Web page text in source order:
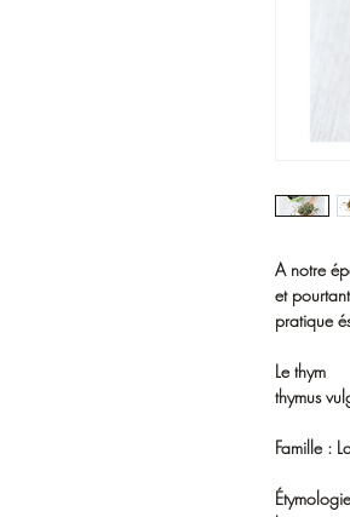
A notre
et
pratique
Le thym
thymus
Famille :